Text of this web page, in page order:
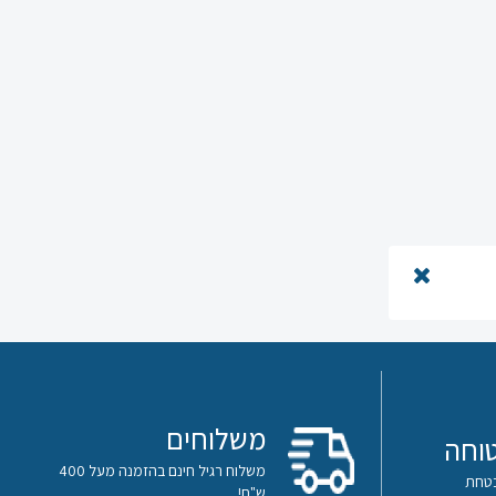
משלוחים
משלוח רגיל חינם בהזמנה מעל 400